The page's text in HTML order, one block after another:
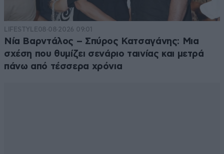
LIFESTYLE08·08·2026 09:01
Νία Βαρντάλος – Σπύρος Κατσαγάνης: Μια
σχέση που θυμίζει σενάριο ταινίας και μετρά
πάνω από τέσσερα χρόνια